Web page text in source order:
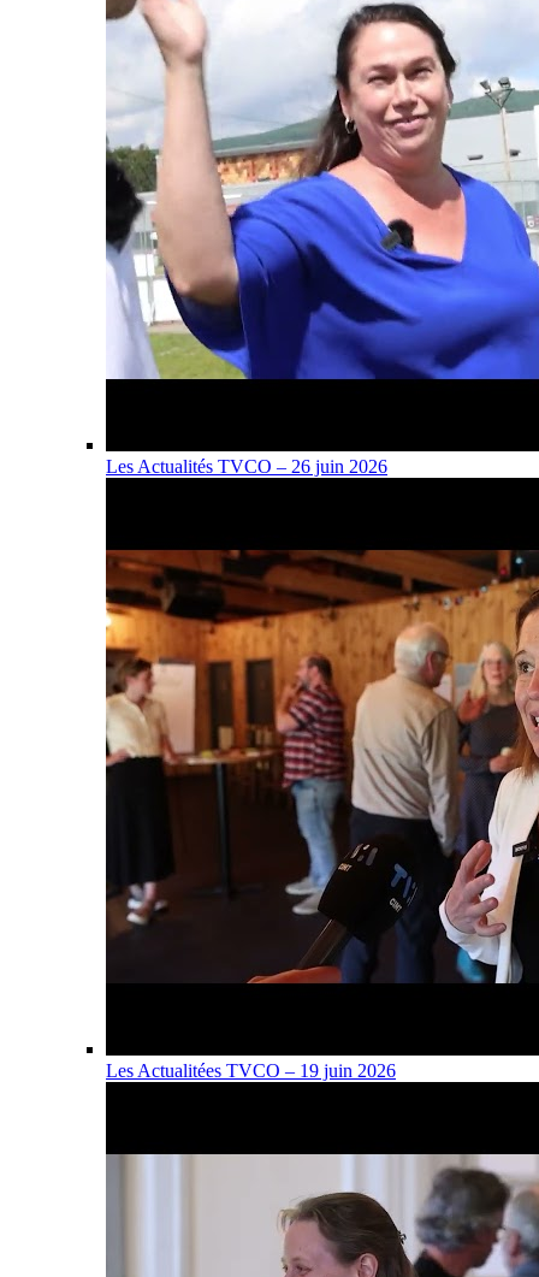
Les Actualités TVCO – 26 juin 2026
Les Actualitées TVCO – 19 juin 2026